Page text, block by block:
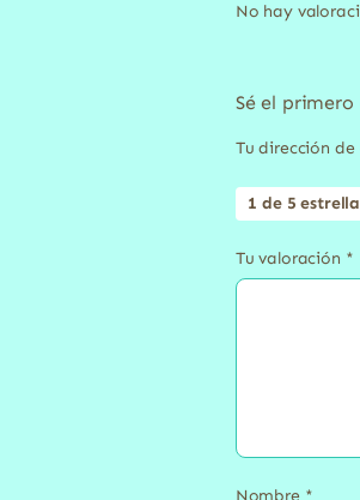
No hay
Sé el primero
Tu dirección
1 de 5
Tu valoración *
Nombre *